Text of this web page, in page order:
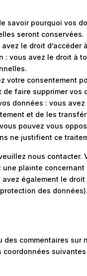
savoir pourquoi vos
seront conservées.
avez le droit
: vous avez le droit à
votre consentement
de faire supprimer vos
données : vous
et de les
pouvez vous
ne justifient ce
nous
une plainte
également le
des données).
des commentaires
suivantes